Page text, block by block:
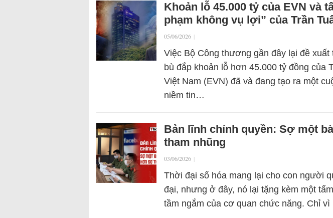
Khoản lỗ 45.000 tỷ của EVN và
phạm không vụ lợi” của Trần
05/06/2026 |
Việc Bộ Công thương gần đây lại đề xuất
bù đắp khoản lỗ hơn 45.000 tỷ đồng của
Việt Nam (EVN) đã và đang tạo ra một
niềm tin…
Bản lĩnh chính quyền: Sợ một
tham nhũng
03/06/2026 |
Thời đại số hóa mang lại cho con người
đại, nhưng ở đây, nó lại tặng kèm một
tầm ngắm của cơ quan chức năng. Chỉ